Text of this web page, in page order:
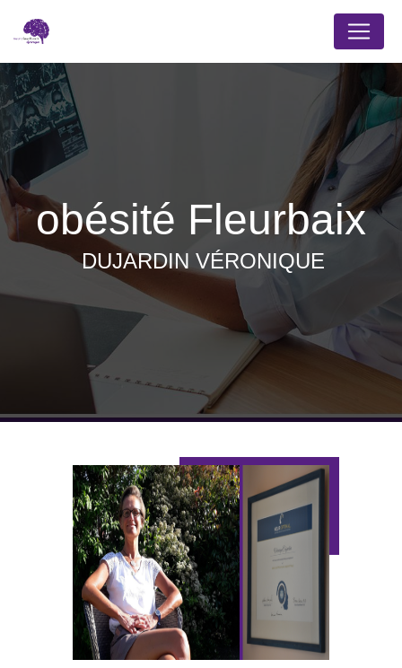
obésité Fleurbaix
DUJARDIN VÉRONIQUE